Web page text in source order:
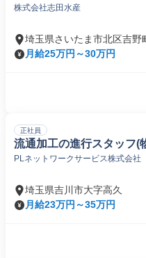
株式会社志田水産
埼玉県さいたま市北区吉野
月給25万円～30万円
正社員
流通加工の進行スタッフ(
PLネットワークサービス株式会社
埼玉県吉川市大字高久
月給23万円～35万円